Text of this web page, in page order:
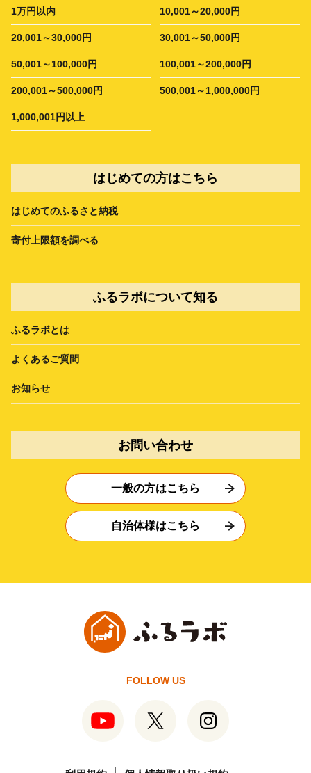
1万円以内 10,001～20,000円
20,001～30,000円 30,001～50,000円
50,001～100,000円 100,001～200,000円
200,001～500,000円 500,001～1,000,000円
1,000,001円以上
はじめての方はこちら
はじめてのふるさと納税
寄付上限額を調べる
ふるラボについて知る
ふるラボとは
よくあるご質問
お知らせ
お問い合わせ
一般の方はこちら
自治体様はこちら
FOLLOW US